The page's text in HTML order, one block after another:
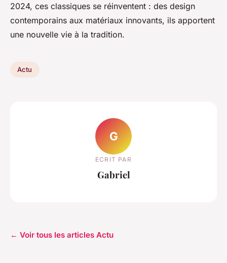
2024, ces classiques se réinventent : des design
contemporains aux matériaux innovants, ils apportent
une nouvelle vie à la tradition.
Actu
G
ECRIT PAR
Gabriel
← Voir tous les articles Actu